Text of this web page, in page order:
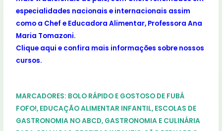
especialidades nacionais e internacionais assim
como a Chef e Educadora Alimentar, Professora Ana
Maria Tomazoni.
Clique aqui e confira mais informações sobre nossos
cursos.
MARCADORES: BOLO RÁPIDO E GOSTOSO DE FUBÁ
FOFO!, EDUCAÇÃO ALIMENTAR INFANTIL, ESCOLAS DE
GASTRONOMIA NO ABCD, GASTRONOMIA E CULINÁRIA